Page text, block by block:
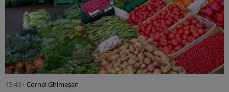
15:40 • Cornel Ghimeșan